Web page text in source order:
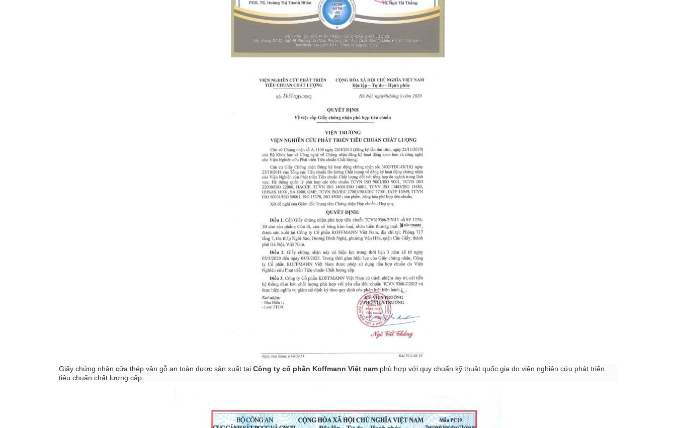
Giấy chứng nhận cửa thép vân gỗ an toàn được sản xuất tại Công ty cổ phần Koffmann Việt nam phù hợp với quy chuẩn kỹ thuật quốc gia do viện nghiên cứu phát triển
tiêu chuẩn chất lượng cấp